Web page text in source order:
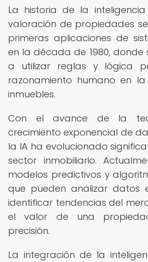
La historia de la
valoración de propiedades
primeras aplicaciones de
en la década de 1980, donde
a utilizar reglas y lógica
razonamiento humano en
inmuebles.
Con el avance de la
crecimiento exponencial de
la IA ha evolucionado
sector inmobiliario.
modelos predictivos y
que pueden analizar datos
identificar tendencias del
el valor de una
precisión.
La integración de la